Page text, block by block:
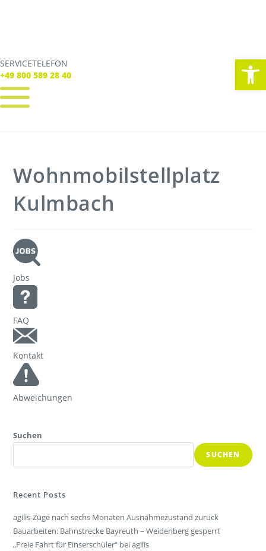
SERVICETELEFON
+49 800 589 28 40
SERVICE TELEFON
+49 800 589 28 40
Tickets
Freizeit
Unternehmen
Wohnmobilstellplatz
Kulmbach
Jobs
FAQ
Kontakt
Abweichungen
Suchen
SUCHEN
Recent Posts
agilis-Züge nach sechs Monaten Ausnahmezustand zurück
Bauarbeiten: Bahnstrecke Bayreuth – Weidenberg gesperrt
„Freie Fahrt für Einserschüler“ bei agilis